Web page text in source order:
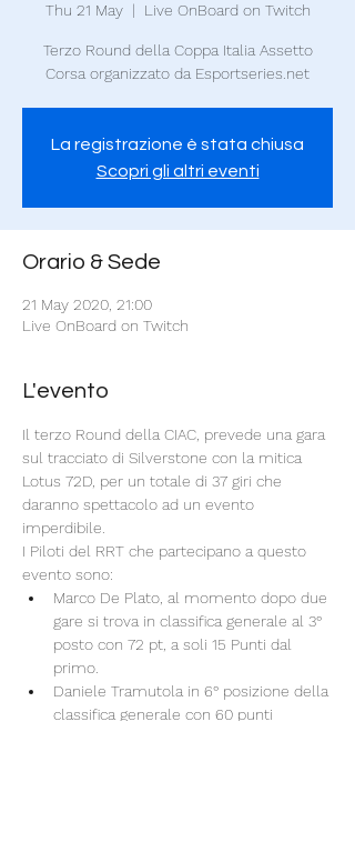
Thu 21 May
  |
Live OnBoard on Twitch
Terzo Round della Coppa Italia Assetto
Corsa organizzato da Esportseries.net
La registrazione è stata chiusa
Scopri gli altri eventi
Orario & Sede
21 May 2020, 21:00
Live OnBoard on Twitch
L'evento
Il terzo Round della CIAC, prevede una gara
sul tracciato di Silverstone con la mitica
Lotus 72D, per un totale di 37 giri che
daranno spettacolo ad un evento
imperdibile.
I Piloti del RRT che partecipano a questo
evento sono:
Marco De Plato, al momento dopo due
gare si trova in classifica generale al 3°
posto con 72 pt, a soli 15 Punti dal
primo.
Daniele Tramutola in 6° posizione della
classifica generale con 60 punti